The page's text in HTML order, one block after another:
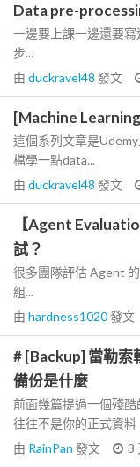
Data pre-
一邊要上課一邊還要
步...
由 duckravel48 發文
[Machine
這個系列文章是
檔學一點data...
由 duckravel48 發文
【Agent
試？
很多團隊評估 Agent
組...
由 hardness1020發文
# [Backup] 當勒索
備份是什麼
前面幾篇提過一個殘
往往不是你的正式資料
由 RainPan 發文 3